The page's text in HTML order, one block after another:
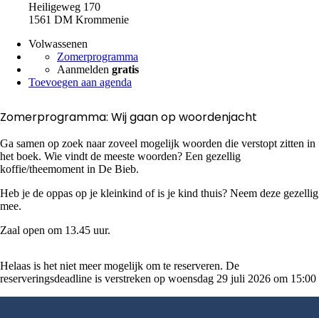
Heiligeweg 170
1561 DM Krommenie
Volwassenen
Zomerprogramma
Aanmelden gratis
Toevoegen aan agenda
Zomerprogramma: Wij gaan op woordenjacht
Ga samen op zoek naar zoveel mogelijk woorden die verstopt zitten in
het boek. Wie vindt de meeste woorden? Een gezellig
koffie/theemoment in De Bieb.
Heb je de oppas op je kleinkind of is je kind thuis? Neem deze gezellig
mee.
Zaal open om 13.45 uur.
Helaas is het niet meer mogelijk om te reserveren. De
reserveringsdeadline is verstreken op woensdag 29 juli 2026 om 15:00